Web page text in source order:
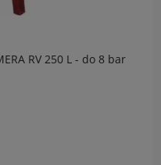
RV 250 L - do 8 bar